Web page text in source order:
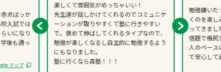
点ばっか
入試では
いになり
後も通っ
マップ
楽しくて雰囲気がめっちゃいい！
先生達が話しかけてくれるのでコミュニケ
ーションが取りやすくて塾に行きやすい
で。褒めて伸ばしてくれるタイプなので、
勉強が楽しくなるし自主的に勉強するよう
にもなりました。
塾に行くなら森塾！！！
勉強嫌いだ
くのを楽
ってきまし
宿題で帳尻
人のペー
で安心して